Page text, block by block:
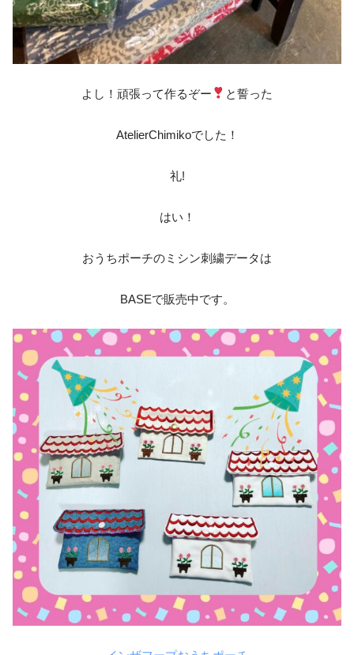
よし！頑張って作るぞー と誓った
AtelierChimikoでした！
‎礼!‎
はい！
おうちポーチのミシン刺繍データは
BASEで販売中です。